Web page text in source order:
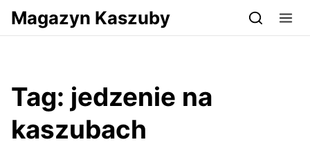
Przejdź do serwisu magazynkaszuby.pl
Magazyn Kaszuby
Tag: jedzenie na
kaszubach